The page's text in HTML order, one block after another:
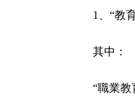
1、“教
其中：
“職業教